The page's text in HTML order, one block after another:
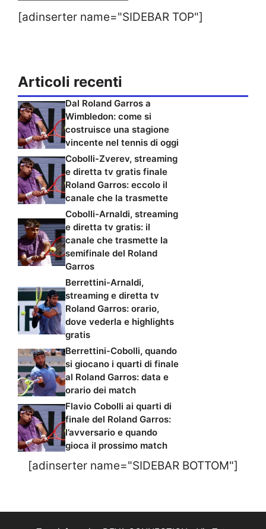
[adinserter name="SIDEBAR TOP"]
Articoli recenti
Dal Roland Garros a
Wimbledon: come si
costruisce una stagione
vincente nel tennis di oggi
Cobolli-Zverev, streaming
e diretta tv gratis finale
Roland Garros: eccolo il
canale che la trasmette
Cobolli-Arnaldi, streaming
e diretta tv gratis: il
canale che trasmette la
semifinale del Roland
Garros
Berrettini-Arnaldi,
streaming e diretta tv
Roland Garros: orario,
dove vederla e highlights
gratis
Berrettini-Cobolli, quando
si giocano i quarti di finale
al Roland Garros: data e
orario dei match
Flavio Cobolli ai quarti di
finale del Roland Garros:
l’avversario e quando
gioca il prossimo match
[adinserter name="SIDEBAR BOTTOM"]